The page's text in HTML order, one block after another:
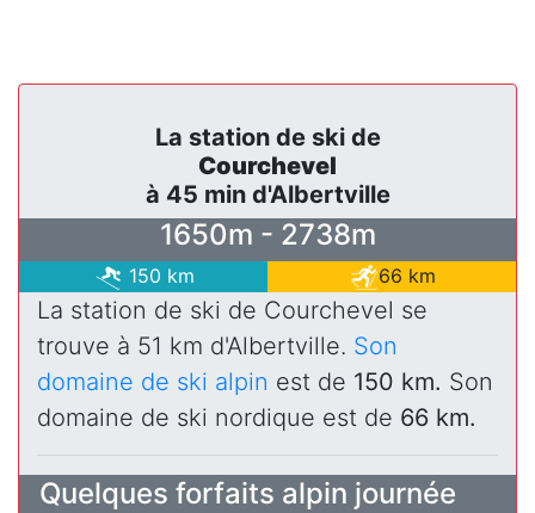
La station de ski de
Courchevel
à 45 min d'Albertville
1650m - 2738m
150 km 66 km
La station de ski de Courchevel se
trouve à 51 km d'Albertville. Son
domaine de ski alpin est de 150 km. Son
domaine de ski nordique est de 66 km.
Quelques forfaits alpin journée